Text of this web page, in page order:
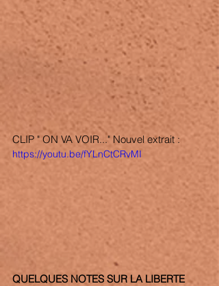
CLIP " ON VA VOIR..." Nouvel extrait :
https://youtu.be/fYLnCtCRvMI
QUELQUES NOTES SUR LA LIBERTE